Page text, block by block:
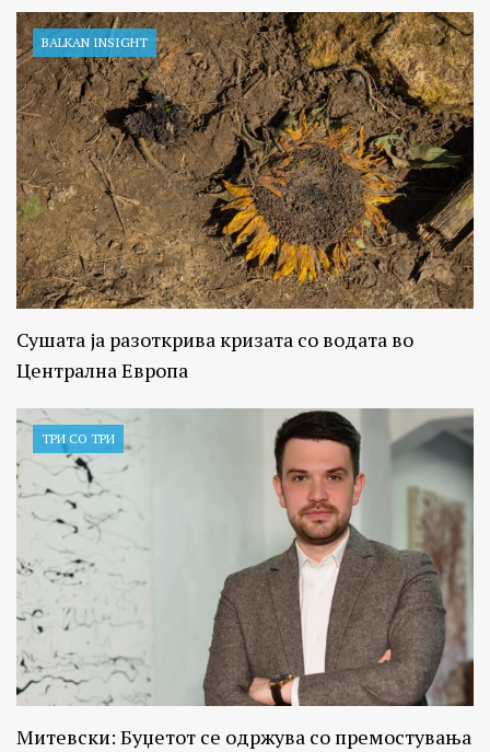
BALKAN INSIGHT
Сушата ја разоткрива кризата со водата во
Централна Европа
ТРИ СО ТРИ
Митевски: Буџетот се одржува со премостувања